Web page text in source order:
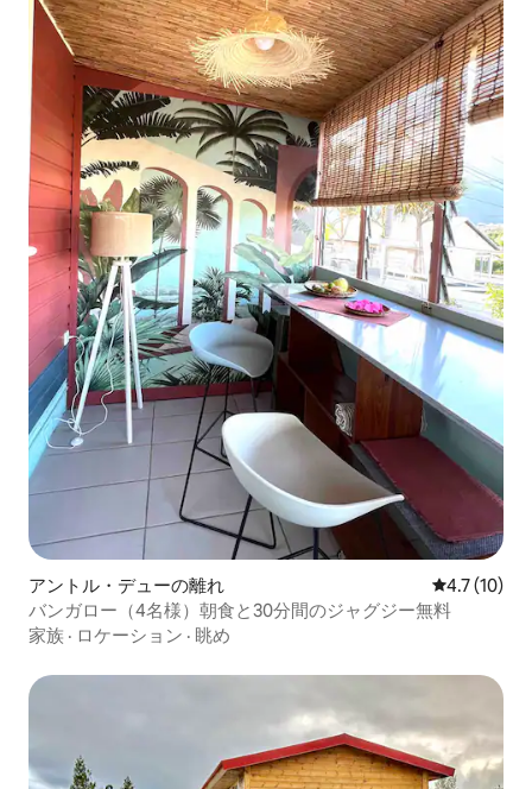
アントル・デューの離れ レビュー10
4.7 (10)
バンガロー（4名様）朝食と30分間のジャグジー無料
家族 · ロケーション · 眺め